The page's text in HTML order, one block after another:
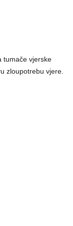
tumače vjerske
zloupotrebu vjere.